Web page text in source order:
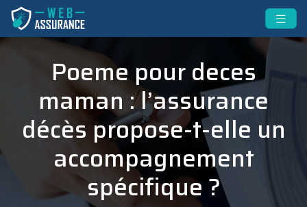
Poeme pour deces
maman : l’assurance
décès propose-t-elle un
accompagnement
spécifique ?